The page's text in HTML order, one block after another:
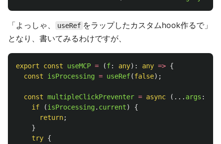
「よっしゃ、 useRef をラップしたカスタムhook作るで」
となり、書いてみるわけですが、
export const useMCP = (f: any): any => {
const
isProcessing = useRef(false);
const multipleClickPreventer = async (... args :
if
(isProcessing. current)
{
return;
}
try {